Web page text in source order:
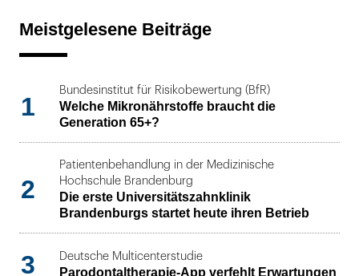
Meistgelesene Beiträge
1
Bundesinstitut für Risikobewertung (BfR)
Welche Mikronährstoffe braucht die
Generation 65+?
2
Patientenbehandlung in der Medizinische
Hochschule Brandenburg
Die erste Universitätszahnklinik
Brandenburgs startet heute ihren Betrieb
3 Deutsche Multicenterstudie
Parodontaltherapie-App verfehlt Erwartungen